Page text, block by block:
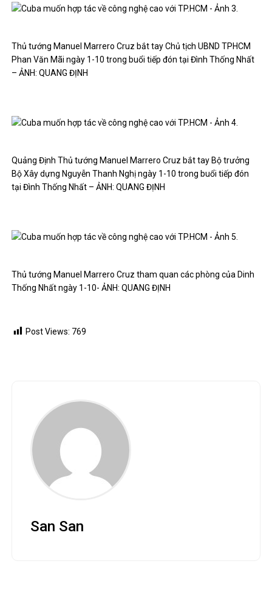
Thủ tướng Manuel Marrero Cruz bắt tay Chủ tịch UBND TPHCM
Phan Văn Mãi ngày 1-10 trong buổi tiếp đón tại Đình Thống Nhất
– ẢNH: QUANG ĐỊNH
Quảng Định Thủ tướng Manuel Marrero Cruz bắt tay Bộ trưởng
Bộ Xây dựng Nguyễn Thanh Nghị ngày 1-10 trong buổi tiếp đón
tại Đình Thống Nhất – ẢNH: QUANG ĐỊNH
Thủ tướng Manuel Marrero Cruz tham quan các phòng của Dinh
Thống Nhất ngày 1-10- ẢNH: QUANG ĐỊNH
Post Views: 769
San San